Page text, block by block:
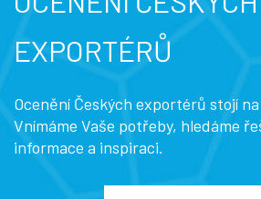
EXPORTÉRŮ
Ocenění Českých exportérů stojí
Vnímáme Vaše potřeby, hledáme
informace a inspiraci.